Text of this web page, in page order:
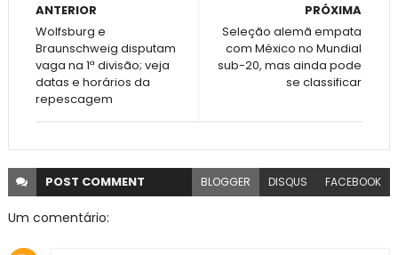
PRÓXIMA
Seleção alemã empata
com México no Mundial
sub-20, mas ainda pode
se classificar
ANTERIOR
Wolfsburg e
Braunschweig disputam
vaga na 1ª divisão; veja
datas e horários da
repescagem
POST COMMENT BLOGGER DISQUS FACEBOOK
Um comentário: